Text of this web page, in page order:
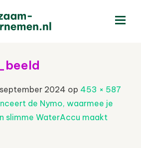
2024 op 453 × 587
de Nymo, waarmee je
slimme WaterAccu maakt